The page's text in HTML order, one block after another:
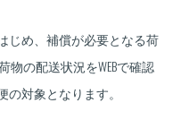
じめ、補償が必要となる荷
物の配送状況をWEBで確認
対象となります。